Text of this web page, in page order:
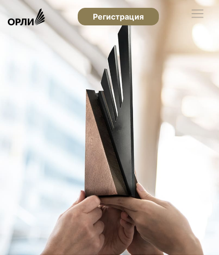
Регистрация